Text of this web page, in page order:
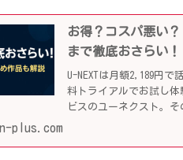
お得？コスパ悪い
まで徹底おさらい！
U-NEXTは月額2,189円
料トライアルでお試し
ビスのユーネクスト。
plus.com